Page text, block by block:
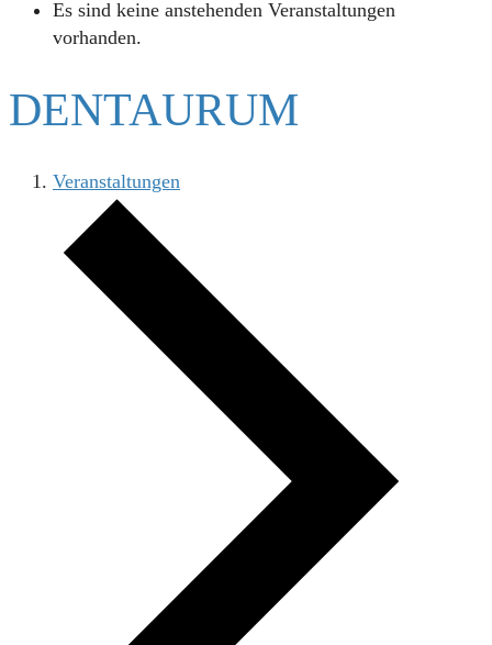
Es sind keine anstehenden Veranstaltungen
vorhanden.
DENTAURUM
Veranstaltungen